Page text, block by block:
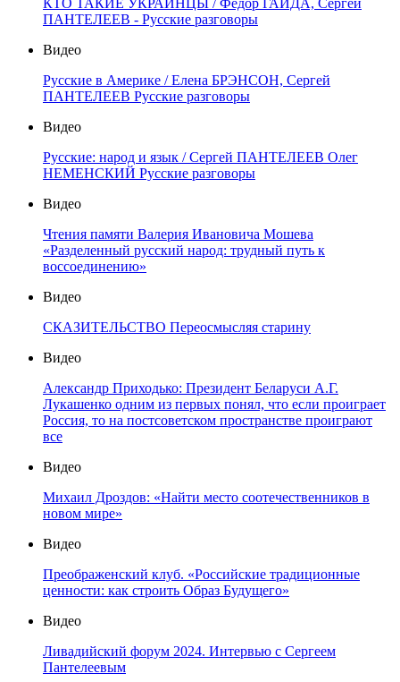
КТО ТАКИЕ УКРАИНЦЫ / Фёдор ГАЙДА, Сергей
ПАНТЕЛЕЕВ - Русские разговоры
Видео
Русские в Америке / Елена БРЭНСОН, Сергей
ПАНТЕЛЕЕВ Русские разговоры
Видео
Русские: народ и язык / Сергей ПАНТЕЛЕЕВ Олег
НЕМЕНСКИЙ Русские разговоры
Видео
Чтения памяти Валерия Ивановича Мошева
«Разделенный русский народ: трудный путь к
воссоединению»
Видео
СКАЗИТЕЛЬСТВО Переосмысляя старину
Видео
Александр Приходько: Президент Беларуси А.Г.
Лукашенко одним из первых понял, что если проиграет
Россия, то на постсоветском пространстве проиграют
все
Видео
Михаил Дроздов: «Найти место соотечественников в
новом мире»
Видео
Преображенский клуб. «Российские традиционные
ценности: как строить Образ Будущего»
Видео
Ливадийский форум 2024. Интервью с Сергеем
Пантелеевым